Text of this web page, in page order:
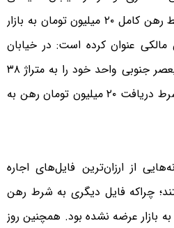
واقع در میدان قزوین با شرایط رهن کامل ۲۰ میلیون تومان به بازار
مالکی عنوان کرده است: در خیابان
امیریه در محدوده خیابان ولیعصر جنوبی واحد خود را به متراژ ۳۸
متر مربع به همراه انباری به شرط دریافت ۲۰ میلیون تومان رهن به
از ارزان‌ترین فایل‌های اجاره
چراکه فایل دیگری به شرط رهن
تومان به بازار عرضه نشده بود. همچنین روز